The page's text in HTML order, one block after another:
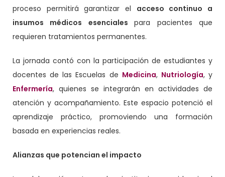
proceso permitirá garantizar el acceso continuo a
insumos médicos esencialespara pacientes que
requieren tratamientos permanentes.
La jornada contó con la participación de estudiantes y
docentes de las Escuelas de Medicina, Nutriología, y
Enfermería, quienes se integrarán en actividades de
atención y acompañamiento. Este espacio potenció el
aprendizaje práctico, promoviendo una formación
basada en experiencias reales.
Alianzas que potencian el impacto